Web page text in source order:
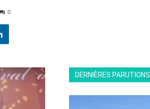
0
DERNIÈRES PARUTIONS